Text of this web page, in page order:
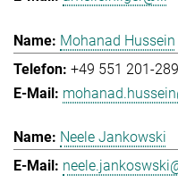
Mohanad Hussein
+49 551 201-
Neele Jankowski